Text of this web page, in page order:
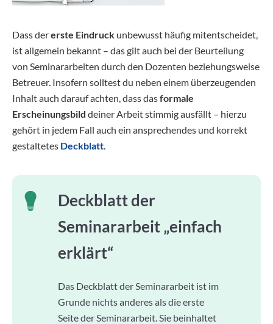
Dass dererste Eindruck unbewusst häufig mitentscheidet,
ist allgemein bekannt – das gilt auch bei der Beurteilung
von Seminararbeiten durch den Dozenten beziehungsweise
Betreuer. Insofern solltest du neben einem überzeugenden
Inhalt auch darauf achten, dass dasformale
Erscheinungsbild deiner Arbeit stimmig ausfällt – hierzu
gehört in jedem Fall auch ein ansprechendes und korrekt
gestaltetes Deckblatt.
Deckblatt der
Seminararbeit „einfach
erklärt“
Das Deckblatt der Seminararbeit ist im
Grunde nichts anderes als die erste
Seite der Seminararbeit. Sie beinhaltet